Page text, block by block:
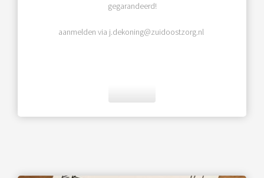
gegarandeerd!
aanmelden via j.dekoning@zuidoostzorg.nl